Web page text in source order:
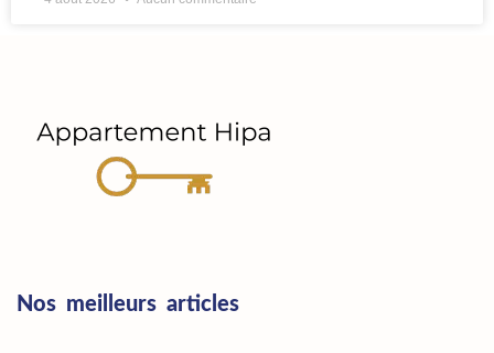
Nos meilleurs articles